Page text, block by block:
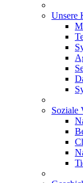
Unsere
Soziale